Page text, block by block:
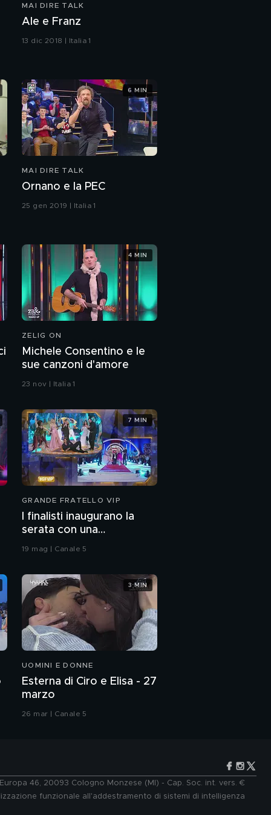
Chiaro Ferragno
The Giornalai - Love
Il premier Giuseppe
Conte
Mannheimer
Valerio Scanu
MAI DIRE TALK
Ale e Franz
13 dic 2018 | Italia 1
MAI DIRE TALK
Ornano e la PEC
25 gen 2019 | Italia 1
6 MIN
ZELIG ON
Michele Consentino e le
sue canzoni d'amore
23 nov | Italia 1
4 MIN
GRANDE FRATELLO VIP
I finalisti inaugurano la
serata con una
coreografia
19 mag | Canale 5
7 MIN
UOMINI E DONNE
Esterna di Ciro e Elisa - 27
marzo
26 mar | Canale 5
3 MIN
46, 20093 Cologno Monzese (MI) - Cap. Soc. int. vers. €
funzionale all'addestramento di sistemi di intelligenza